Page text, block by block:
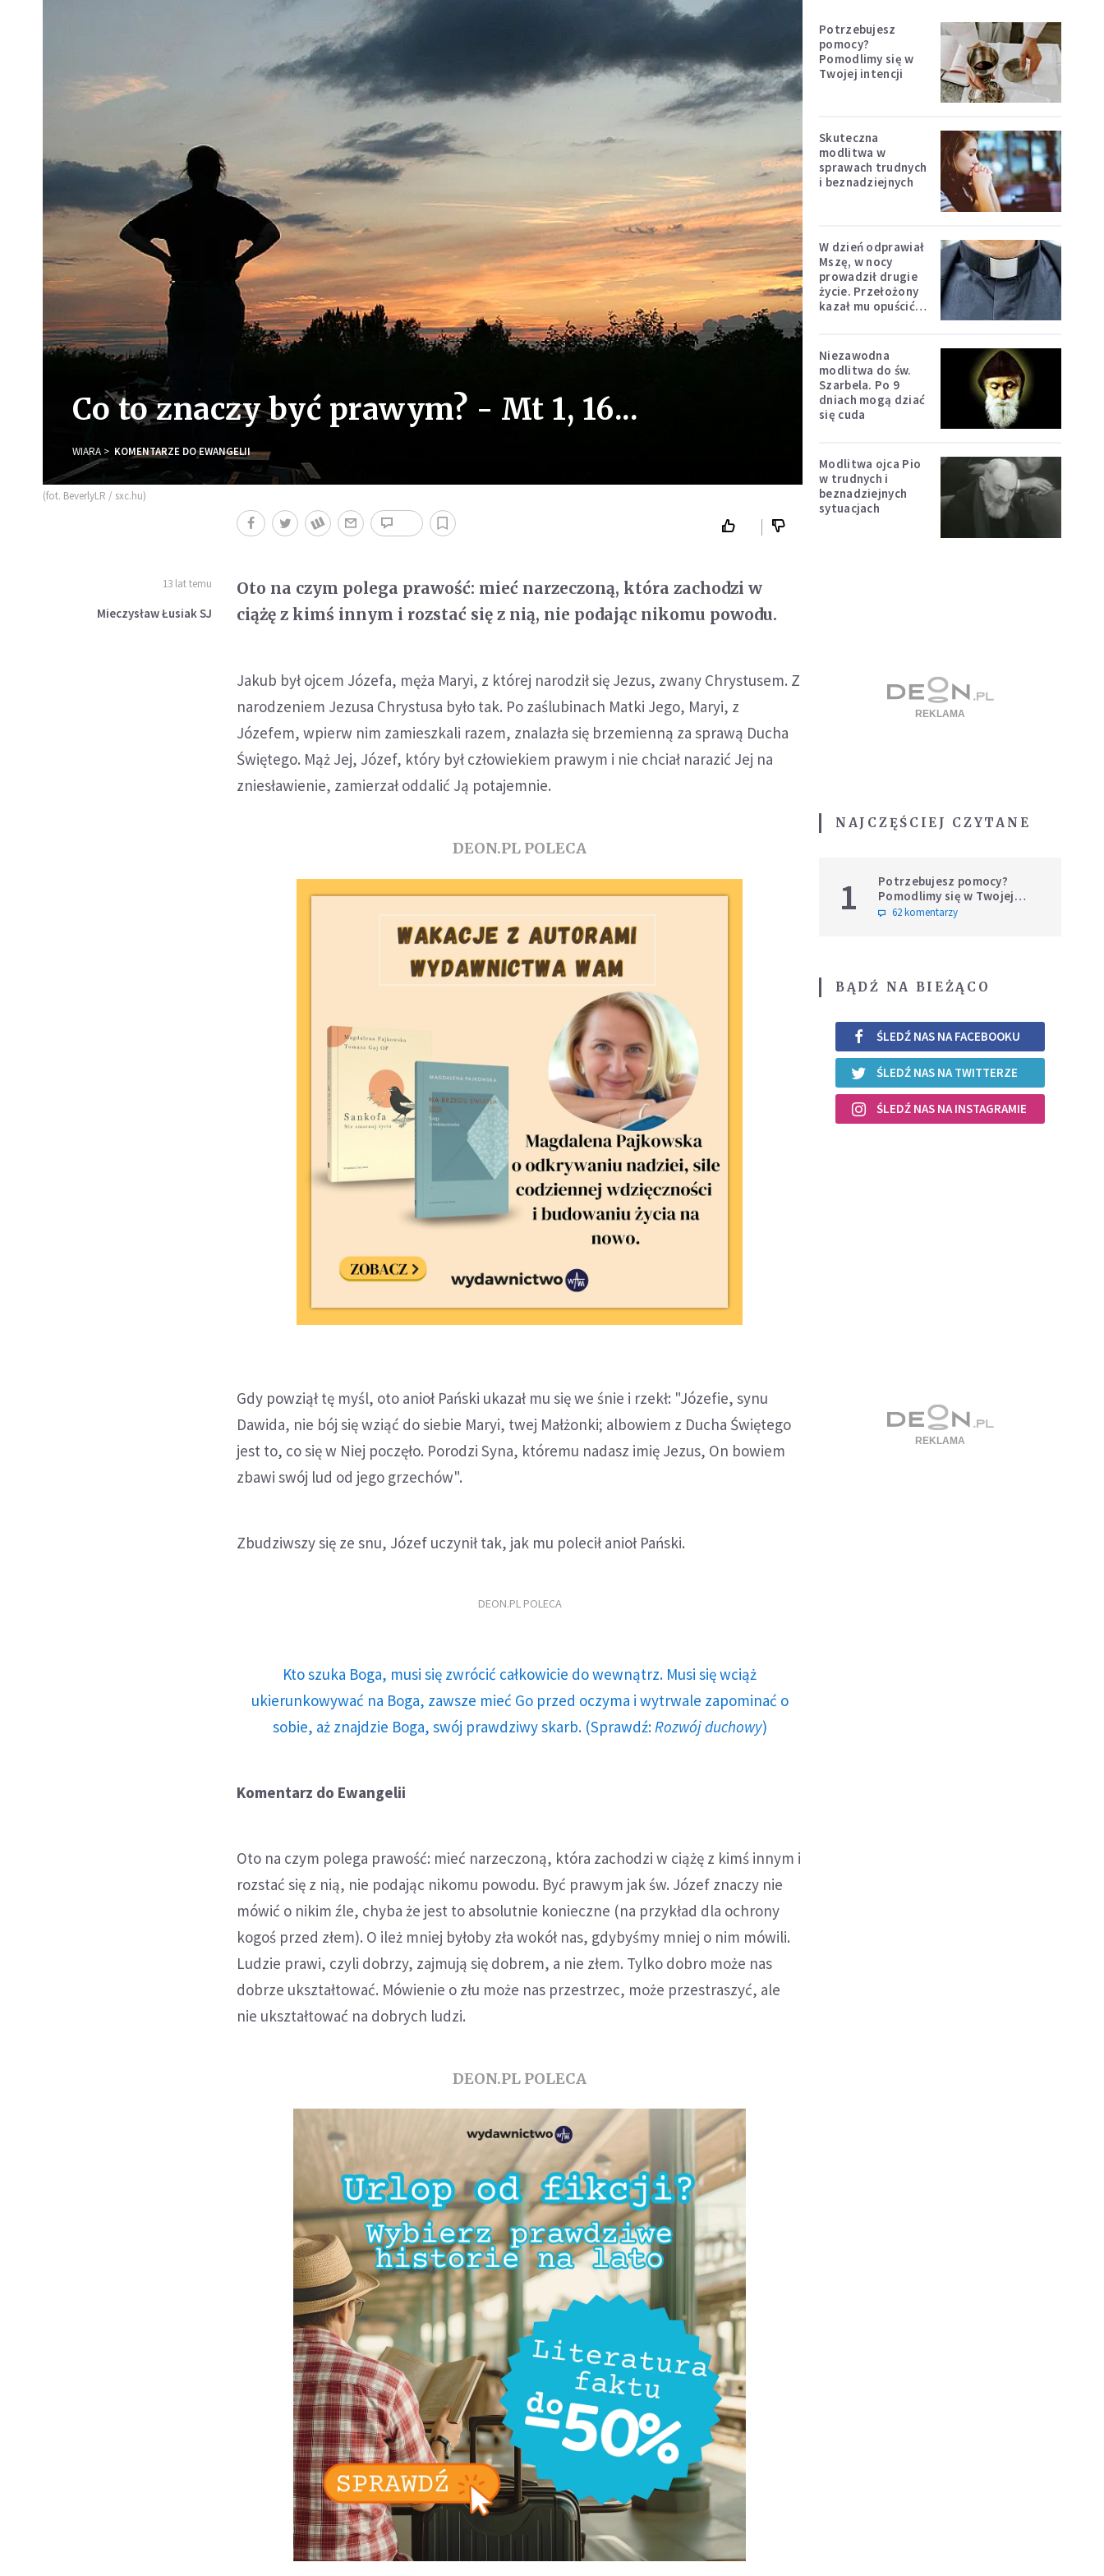
Co to znaczy być prawym? - Mt 1, 16...
WIARA KOMENTARZE DO EWANGELII
(fot. BeverlyLR / sxc.hu)
13 lat temu
Mieczysław Łusiak SJ
Oto na czym polega prawość: mieć narzeczoną, która zachodzi w
ciążę z kimś innym i rozstać się z nią, nie podając nikomu powodu.
Jakub był ojcem Józefa, męża Maryi, z której narodził się Jezus, zwany Chrystusem. Z
narodzeniem Jezusa Chrystusa było tak. Po zaślubinach Matki Jego, Maryi, z
Józefem, wpierw nim zamieszkali razem, znalazła się brzemienną za sprawą Ducha
Świętego. Mąż Jej, Józef, który był człowiekiem prawym i nie chciał narazić Jej na
zniesławienie, zamierzał oddalić Ją potajemnie.
DEON.PL POLECA
Gdy powziął tę myśl, oto anioł Pański ukazał mu się we śnie i rzekł: "Józefie, synu
Dawida, nie bój się wziąć do siebie Maryi, twej Małżonki; albowiem z Ducha Świętego
jest to, co się w Niej poczęło. Porodzi Syna, któremu nadasz imię Jezus, On bowiem
zbawi swój lud od jego grzechów".
Zbudziwszy się ze snu, Józef uczynił tak, jak mu polecił anioł Pański.
DEON.PL POLECA
Kto szuka Boga, musi się zwrócić całkowicie do wewnątrz. Musi się wciąż
ukierunkowywać na Boga, zawsze mieć Go przed oczyma i wytrwale zapominać o
sobie, aż znajdzie Boga, swój prawdziwy skarb. (Sprawdź: Rozwój duchowy)
Komentarz do Ewangelii
Oto na czym polega prawość: mieć narzeczoną, która zachodzi w ciążę z kimś innym i
rozstać się z nią, nie podając nikomu powodu. Być prawym jak św. Józef znaczy nie
mówić o nikim źle, chyba że jest to absolutnie konieczne (na przykład dla ochrony
kogoś przed złem). O ileż mniej byłoby zła wokół nas, gdybyśmy mniej o nim mówili.
Ludzie prawi, czyli dobrzy, zajmują się dobrem, a nie złem. Tylko dobro może nas
dobrze ukształtować. Mówienie o złu może nas przestrzec, może przestraszyć, ale
nie ukształtować na dobrych ludzi.
DEON.PL POLECA
Potrzebujesz
pomocy?
Pomodlimy się w
Twojej intencji
Skuteczna
modlitwa w
sprawach trudnych
i beznadziejnych
W dzień odprawiał
Mszę, w nocy
prowadził drugie
życie. Przełożony
kazał mu opuścić
Niezawodna
modlitwa do św.
Szarbela. Po 9
dniach mogą dziać
się cuda
Modlitwa ojca Pio
w trudnych i
beznadziejnych
sytuacjach
NAJCZĘŚCIEJ CZYTANE
1
Potrzebujesz pomocy?
Pomodlimy się w Twojej
intencji
62 komentarzy
BĄDŹ NA BIEŻĄCO
ŚLEDŹ NAS NA FACEBOOKU
ŚLEDŹ NAS NA TWITTERZE
ŚLEDŹ NAS NA INSTAGRAMIE